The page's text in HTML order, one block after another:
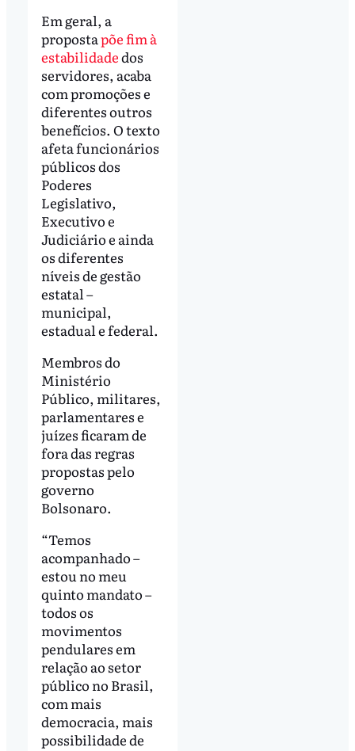
Em geral, a
propostapõe fim à
estabilidadedos
servidores, acaba
com promoções e
diferentes outros
benefícios. O texto
afeta funcionários
públicos dos
Poderes
Legislativo,
Executivo e
Judiciário e ainda
os diferentes
níveis de gestão
estatal –
municipal,
estadual e federal.
Membros do
Ministério
Público, militares,
parlamentares e
juízes ficaram de
fora das regras
propostas pelo
governo
Bolsonaro.
“Temos
acompanhado –
estou no meu
quinto mandato –
todos os
movimentos
pendulares em
relação ao setor
público no Brasil,
com mais
democracia, mais
possibilidade de